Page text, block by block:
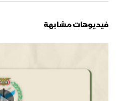
فيديوهات مشابهة